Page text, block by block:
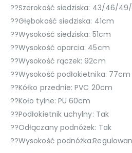
??Szerokość siedziska: 43/46/
??Głębokość siedziska: 41cm
??Wysokość siedziska: 51cm
??Wysokość oparcia: 45cm
??Wysokość rączek: 92cm
??Wysokość podłokietnika: 77cm
??Kółko przednie: PVC 20cm
??Koło tylne: PU 60cm
??Podłokietnik uchylny: Tak
??Odłączany podnóżek: Tak
??Wysokość